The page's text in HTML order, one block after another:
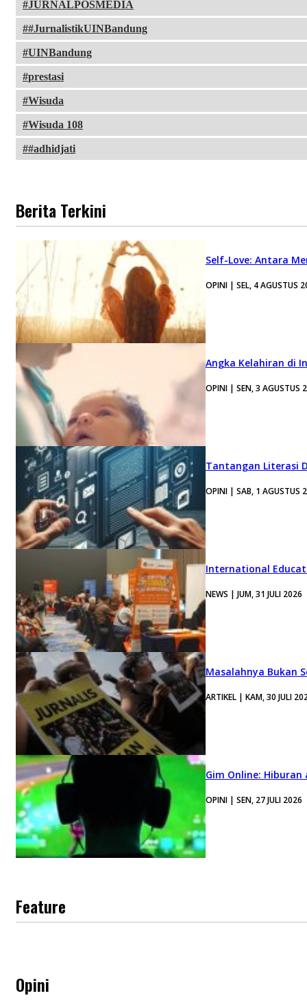
JURNALPOSMEDIA
#JurnalistikUINBandung
UINBandung
prestasi
Wisuda
Wisuda 108
#adhidjati
Berita Terkini
Self-Love: Antara
OPINI | SEL, 4 AGUSTUS
Angka Kelahiran di
OPINI | SEN, 3 AGUSTUS
Tantangan Literasi
OPINI | SAB, 1 AGUSTUS
International
NEWS | JUM, 31 JULI 2026
Masalahnya Bukan
ARTIKEL | KAM, 30 JULI
Gim Online:
OPINI | SEN, 27 JULI 2026
Feature
Opini